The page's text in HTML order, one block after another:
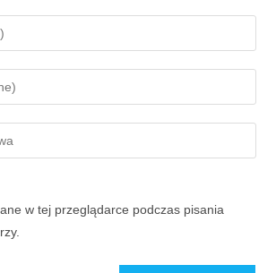
w tej przeglądarce podczas pisania